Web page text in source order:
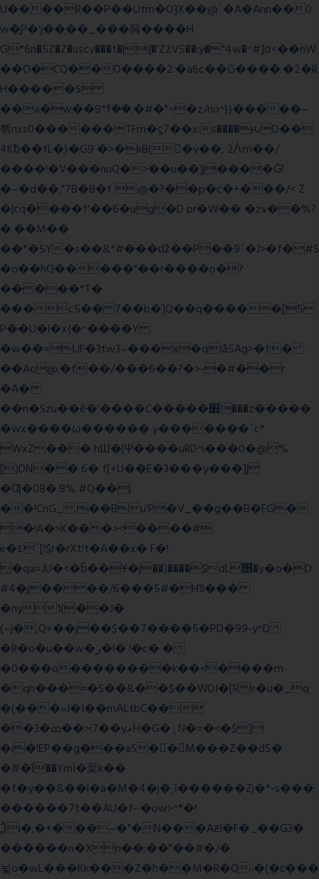
U����R��P��Utm�O]X��@`�A�Ann��0
w�͍P�'j��֛��_���䕟����H
G*6n�5Z�Z�uscv���t�|{�'Z2V5��:y�"4w�^#]σ<��nW
��O�CQ��O����2.�a6c��G����:�2�R
H�����S
��a�w��9*܂��ߌ�#�"=�z/no^}}�����~
쀢nxs0������TFm�ϛ7��x:s����ԋD��
4Kƀ��fL�}�G9 �>�kB(�ِy��, 2ᐿm��/
����!�V���nuQ�>��u��]|����Ġ!
�~�d��;"7B�B�f @�?��p�c�+���/< Z
�|cq����f'��6�ug�D pr�W�� �zv��%?
�.��M��
��*�5Y�s��&*#���ǆ��P��9`�J>�f�#S
�o��hQ�����"��r����ņ�?
�����*T�
���c5�� 7��b�]Q��q�����[5
P��U�l�x{�^����Y
�w��=UF�3tw3~���x�qIå5Ag>�f�
��Ac@:�f��/���6��?�>-�#��r
�A�
��n�Szu��ӗ�'����C�����׻���z�����
�wx����ω������ y�������`c*
WxZ��� hШ�|Ψ����uRD^i���0�@%
[)DN�� 6� f[+U��E�3���y���]|
�Ƣ�08�.8% #Q��|
��!CnG_.��Bu'P�V_��g��B�FG�
�!A�>K���><����#
e�٤`[!$r�rXt!t�A��x� F�!
̮�qa=JU�<�b̃��Ұ�j��)����$dL΢�y�o�D
#4�j����/6���5#�H1l���
�ny1(��J�
(~j�,Q+��j��$��7����5�PD�99-y^D
�R�o�u��w�ر�l� !�c� �
�0���o��������k��<����m
�qh���=�S��&��$��WDI�[R !r�u�_q
�(���»J�I��mΑLtbC��
��3�ߘ��>i7��yޠH�G�ٳN�=�<�$]
�i�!EP��g���aS��M���Z��d5�
�#�ΐ��YmÌ�棻k��
�f�y��&��l�a�M�4�j�ˎī������Zj�*-s���;
������7t� �AU�f~�ow>^*�!
Ѯi�;�+���~�"�N���AƶI�F�_��G3�
������n�Xn��;��"��#�/�
뇧o�wL���Kk���Z�h��M�R�Q˶�(�ɛ���